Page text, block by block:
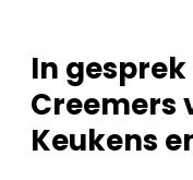
Video’s
In
Creemers
Keukens